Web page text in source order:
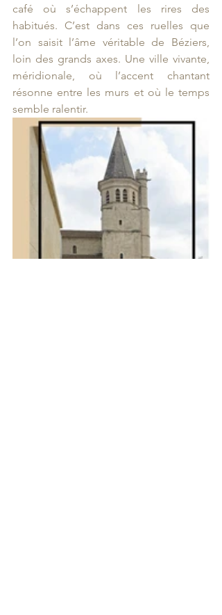
café où s’échappent les rires des
habitués. C’est dans ces ruelles que
l’on saisit l’âme véritable de Béziers,
loin des grands axes. Une ville vivante,
méridionale, où l’accent chantant
résonne entre les murs et où le temps
semble ralentir.